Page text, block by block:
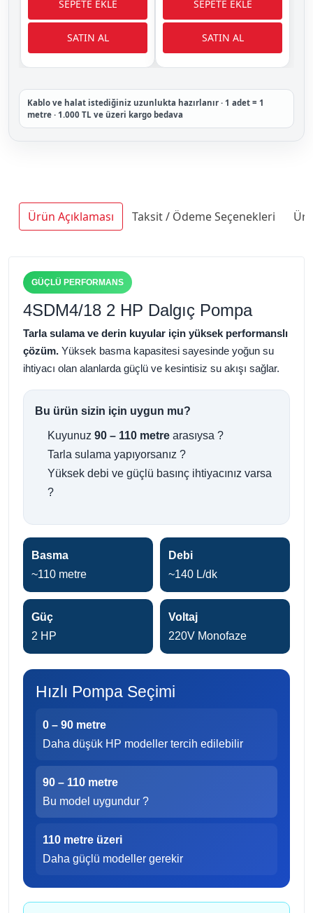
Kablo ve halat istediğiniz uzunlukta hazırlanır · 1 adet = 1
metre · 1.000 TL ve üzeri kargo bedava
Ürün Açıklaması Taksit / Ödeme Seçenekleri
GÜÇLÜ PERFORMANS
4SDM4/18 2 HP Dalgıç Pompa
Tarla sulama ve derin kuyular için yüksek performanslı
çözüm. Yüksek basma kapasitesi sayesinde yoğun su
ihtiyacı olan alanlarda güçlü ve kesintisiz su akışı sağlar.
Bu ürün sizin için uygun mu?
Kuyunuz 90 – 110 metre arasıysa ?
Tarla sulama yapıyorsanız ?
Yüksek debi ve güçlü basınç ihtiyacınız varsa
?
Basma
~110 metre
Debi
~140 L/dk
Güç
2 HP
Voltaj
220V Monofaze
Hızlı Pompa Seçimi
0 – 90 metre
Daha düşük HP modeller tercih edilebilir
90 – 110 metre
Bu model uygundur ?
110 metre üzeri
Daha güçlü modeller gerekir